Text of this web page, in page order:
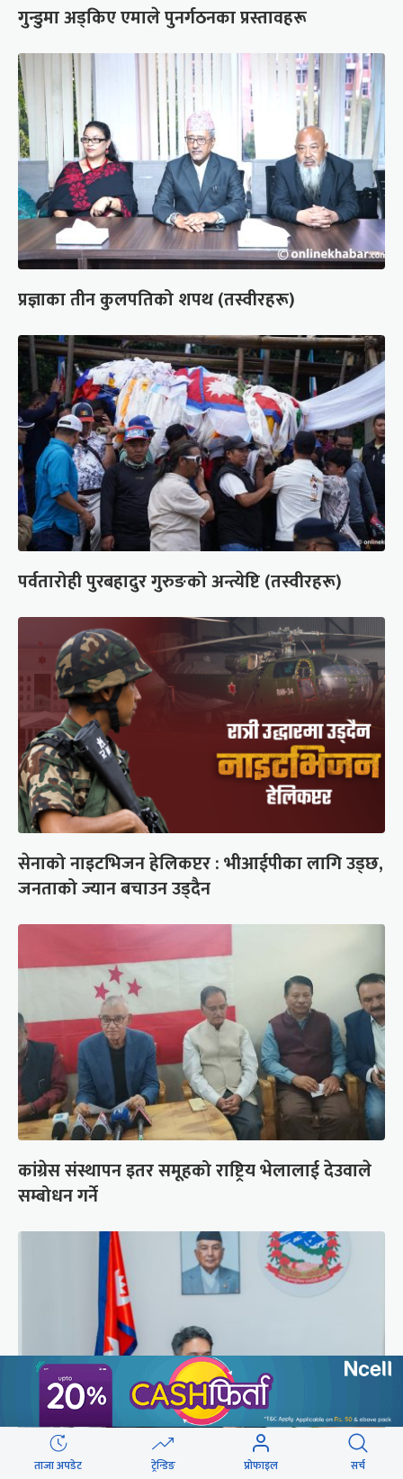
गुन्डुमा अड्किए एमाले पुनर्गठनका प्रस्तावहरू
प्रज्ञाका तीन कुलपतिको शपथ (तस्वीरहरू)
पर्वतारोही पुरबहादुर गुरुङको अन्त्येष्टि (तस्वीरहरू)
सेनाको नाइटभिजन हेलिकप्टर : भीआईपीका लागि उड्छ,
जनताको ज्यान बचाउन उड्दैन
कांग्रेस संस्थापन इतर समूहको राष्ट्रिय भेलालाई देउवाले
सम्बोधन गर्ने
ताजा अपडेट ट्रेन्डिङ प्रोफाइल सर्च